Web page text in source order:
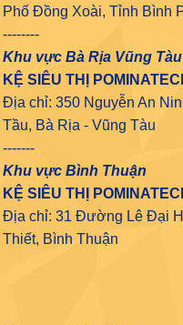
Phố Đồng Xoài, Tỉnh Bình
--------
Khu vực Bà Rịa Vũng Tàu
KỆ SIÊU THỊ
Địa chỉ: 350 Nguyễn An
Tầu, Bà Rịa - Vũng Tàu
-------
Khu vực Bình Thuận
KỆ SIÊU THỊ
Địa chỉ: 31 Đường Lê Đại
Thiết, Bình Thuận